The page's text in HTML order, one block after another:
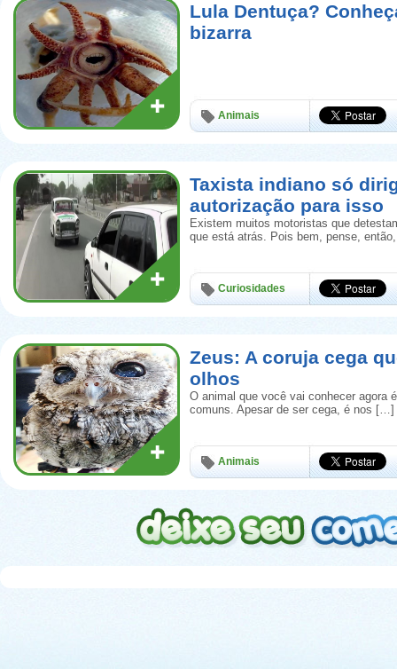
Lula Dentuça?
bizarra
Animais
Taxista indiano só
autorização para isso
Existem muitos motoristas que
que está atrás. Pois bem, pense,
Curiosidades
Zeus: A coruja cega
olhos
O animal que você vai conhecer agora
comuns. Apesar de ser cega, é nos […]
Animais